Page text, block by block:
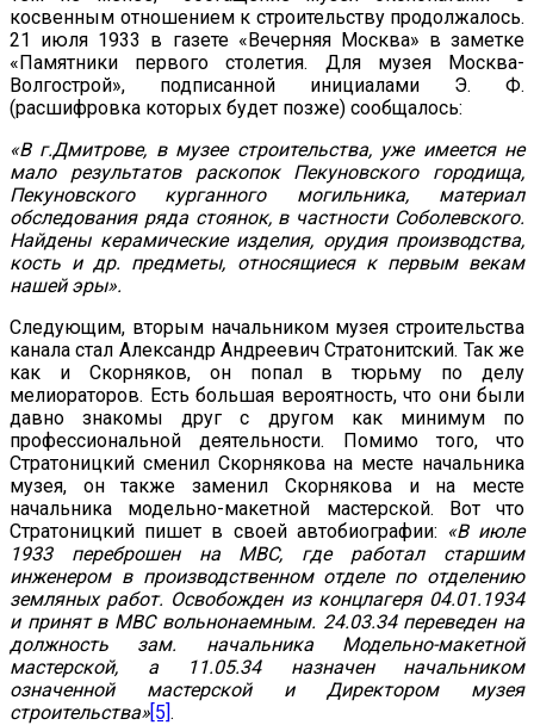
косвенным отношением к строительству продолжалось.
21 июля 1933 в газете «Вечерняя Москва» в заметке
«Памятники первого столетия. Для музея Москва-
Волгострой», подписанной инициалами Э. Ф.
(расшифровка которых будет позже) сообщалось:
«В г.Дмитрове, в музее строительства, уже имеется не
мало результатов раскопок Пекуновского городища,
Пекуновского курганного могильника, материал
обследования ряда стоянок, в частности Соболевского.
Найдены керамические изделия, орудия производства,
кость и др. предметы, относящиеся к первым векам
нашей эры».
Следующим, вторым начальником музея строительства
канала стал Александр Андреевич Стратонитский. Так же
как и Скорняков, он попал в тюрьму по делу
мелиораторов. Есть большая вероятность, что они были
давно знакомы друг с другом как минимум по
профессиональной деятельности. Помимо того, что
Стратоницкий сменил Скорнякова на месте начальника
музея, он также заменил Скорнякова и на месте
начальника модельно-макетной мастерской. Вот что
Стратоницкий пишет в своей автобиографии: «В июле
1933 переброшен на МВС, где работал старшим
инженером в производственном отделе по отделению
земляных работ. Освобожден из концлагеря 04.01.1934
и принят в МВС вольнонаемным. 24.03.34 переведен на
должность зам. начальника Модельно-макетной
мастерской, а 11.05.34 назначен начальником
означенной мастерской и Директором музея
строительства»[5].